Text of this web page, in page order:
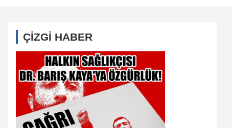
ÇİZGİ HABER